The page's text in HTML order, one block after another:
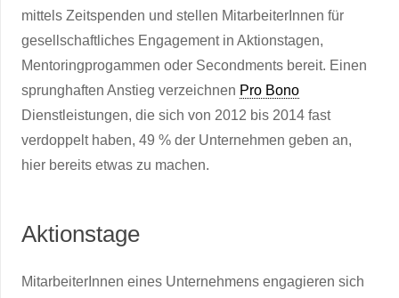
mittels Zeitspenden und stellen MitarbeiterInnen für
gesellschaftliches Engagement in Aktionstagen,
Mentoringprogammen oder Secondments bereit. Einen
sprunghaften Anstieg verzeichnen Pro Bono
Dienstleistungen, die sich von 2012 bis 2014 fast
verdoppelt haben, 49 % der Unternehmen geben an,
hier bereits etwas zu machen.
Aktionstage
MitarbeiterInnen eines Unternehmens engagieren sich